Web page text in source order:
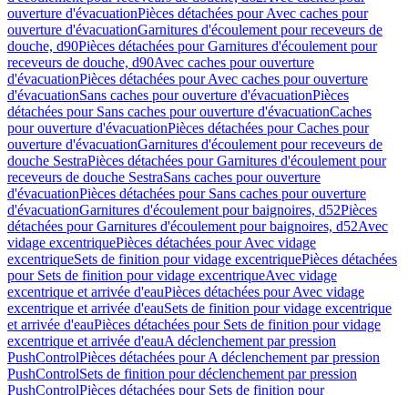
ouverture d'évacuationPièces détachées pour Avec caches pour
ouverture d'évacuationGarnitures d'écoulement pour receveurs de
douche, d90Pièces détachées pour Garnitures d'écoulement pour
receveurs de douche, d90Avec caches pour ouverture
d'évacuationPièces détachées pour Avec caches pour ouverture
d'évacuationSans caches pour ouverture d'évacuationPièces
détachées pour Sans caches pour ouverture d'évacuationCaches
pour ouverture d'évacuationPièces détachées pour Caches pour
ouverture d'évacuationGarnitures d'écoulement pour receveurs de
douche SestraPièces détachées pour Garnitures d'écoulement pour
receveurs de douche SestraSans caches pour ouverture
d'évacuationPièces détachées pour Sans caches pour ouverture
d'évacuationGarnitures d'écoulement pour baignoires, d52Pièces
détachées pour Garnitures d'écoulement pour baignoires, d52Avec
vidage excentriquePièces détachées pour Avec vidage
excentriqueSets de finition pour vidage excentriquePièces détachées
pour Sets de finition pour vidage excentriqueAvec vidage
excentrique et arrivée d'eauPièces détachées pour Avec vidage
excentrique et arrivée d'eauSets de finition pour vidage excentrique
et arrivée d'eauPièces détachées pour Sets de finition pour vidage
excentrique et arrivée d'eauA déclenchement par pression
PushControlPièces détachées pour A déclenchement par pression
PushControlSets de finition pour déclenchement par pression
PushControlPièces détachées pour Sets de finition pour